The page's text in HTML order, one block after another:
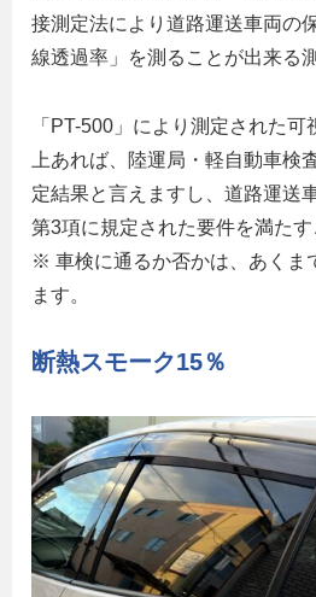
接測定法により道路運送車両の
線透過率」を測ることが出来る
「PT-500」により測定された
上あれば、陸運局・軽自動車検
定結果と言えますし、道路運送
第3項に規定された要件を満たす
※ 車検に通るか否かは、あくま
ます。
断熱スモーク15％